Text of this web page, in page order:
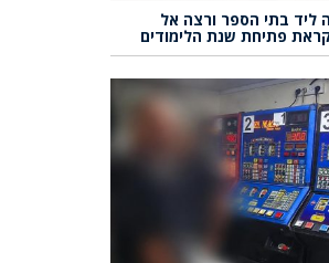
ליד בתי הספר ורצה אל
פתיחת שנת הלימודים